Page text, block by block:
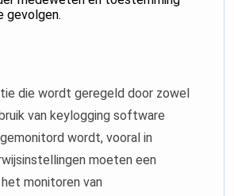
gevolgen.
die wordt geregeld door zowel
van keylogging software
wordt, vooral in
moeten een
monitoren van